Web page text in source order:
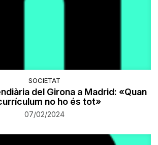
SOCIETAT
del Girona a Madrid: «Quan
no ho és tot»
07/02/2024